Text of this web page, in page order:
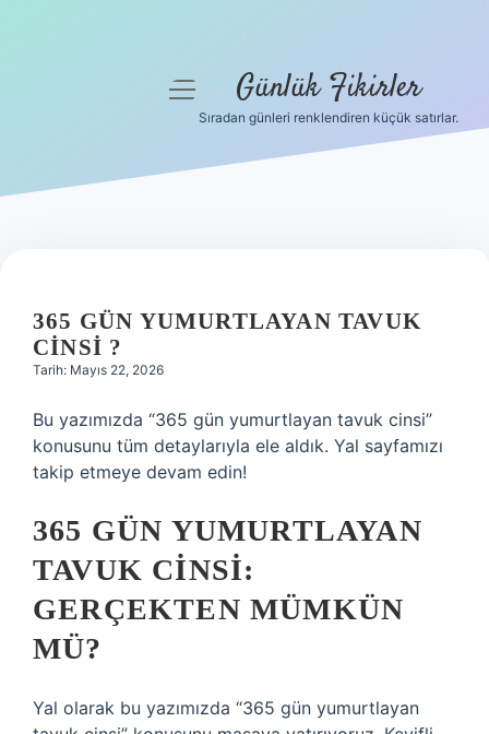
Hakkımızda
menüyü Günlük Fikirler
Sıradan günleri renklendiren küçük satırlar.
365 GÜN YUMURTLAYAN TAVUK
CINSI ?
Tarih: Mayıs 22, 2026
Bu yazımızda “365 gün yumurtlayan tavuk cinsi”
konusunu tüm detaylarıyla ele aldık. Yal sayfamızı
takip etmeye devam edin!
365 GÜN YUMURTLAYAN
TAVUK CINSI:
GERÇEKTEN MÜMKÜN
MÜ?
Yal olarak bu yazımızda “365 gün yumurtlayan